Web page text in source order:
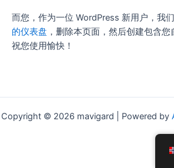
而您，作为一位 WordPress 新用户，我
的仪表盘 ，删除本页面，然后创建包含您
祝您使用愉快！
Copyright © 2026 mavigard | Powered by